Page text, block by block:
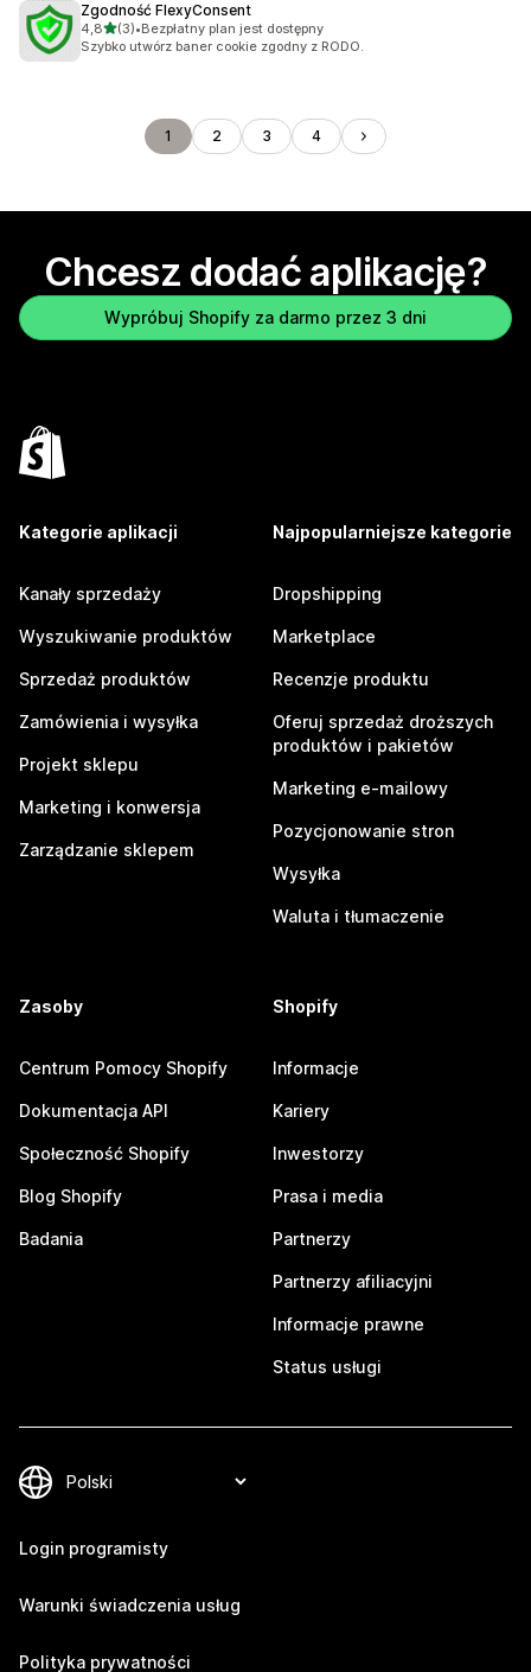
Zgodność FlexyConsent
4,8na 5 gwiazdek
(3)
Łączna liczba recenzji: 3
•Bezpłatny plan jest dostępny
Szybko utwórz baner cookie zgodny z RODO.
1 2 3 4
Chcesz dodać aplikację?
Wypróbuj Shopify za darmo przez 3 dni
Kategorie aplikacji
Kanały sprzedaży
Wyszukiwanie produktów
Sprzedaż produktów
Zamówienia i wysyłka
Projekt sklepu
Marketing i konwersja
Zarządzanie sklepem
Najpopularniejsze kategorie
Dropshipping
Marketplace
Recenzje produktu
Oferuj sprzedaż droższych
produktów i pakietów
Marketing e-mailowy
Pozycjonowanie stron
Wysyłka
Waluta i tłumaczenie
Zasoby
Centrum Pomocy Shopify
Dokumentacja API
Społeczność Shopify
Blog Shopify
Badania
Shopify
Informacje
Kariery
Inwestorzy
Prasa i media
Partnerzy
Partnerzy afiliacyjni
Informacje prawne
Status usługi
Login programisty
Warunki świadczenia usług
Polityka prywatności